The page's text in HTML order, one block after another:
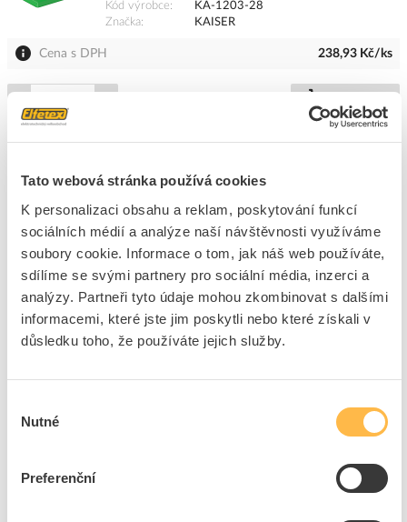
Tato webová stránka používá cookies
K personalizaci obsahu a reklam, poskytování funkcí
sociálních médií a analýze naší návštěvnosti využíváme
soubory cookie. Informace o tom, jak náš web používáte,
sdílíme se svými partnery pro sociální média, inzerci a
analýzy. Partneři tyto údaje mohou zkombinovat s dalšími
informacemi, které jste jim poskytli nebo které získali v
důsledku toho, že používáte jejich služby.
souhlasu
Nutné
Preferenční
Kód výrobce
KA-1203-28
Značka
KAISER
Cena s DPH 238,93 Kč/ks
Tento produkt je v balení po 10 ks
Přidat k porovnání
KAISER Přechodka pro trubku 36 mm montážní
Kód ELFETEX
11.334.788
EAN
4013456355569
Kód výrobce
KA-1202-34
KAISER
do košíku
Na dotaz